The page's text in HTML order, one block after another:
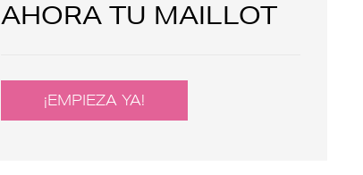
AHORA TU MAILLOT
¡EMPIEZA YA!